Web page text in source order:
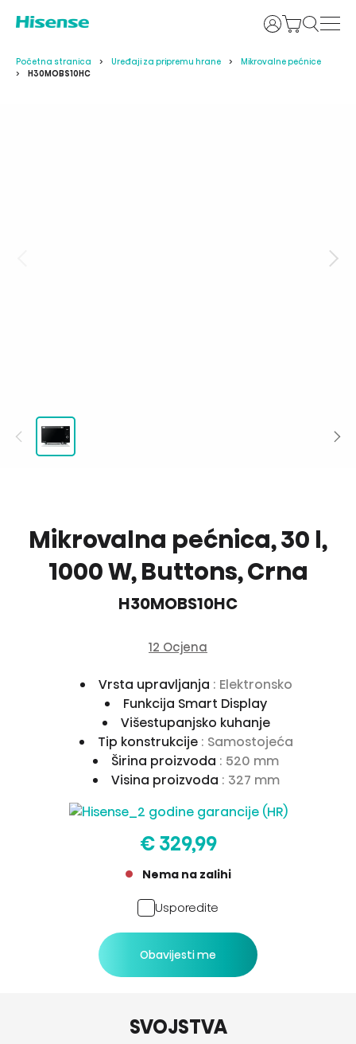
Prijava
Početna stranica Uređaji za pripremu hrane
Mikrovalne pećnice
H30MOBS10HC
Mikrovalna pećnica, 30 l,
1000 W, Buttons, Crna
H30MOBS10HC
12 Ocjena
Vrsta upravljanja : Elektronsko
Funkcija Smart Display
Višestupanjsko kuhanje
Tip konstrukcije : Samostojeća
Širina proizvoda : 520 mm
Visina proizvoda : 327 mm
€ 329,99
Nema na zalihi
Usporedite
Obavijesti me
SVOJSTVA